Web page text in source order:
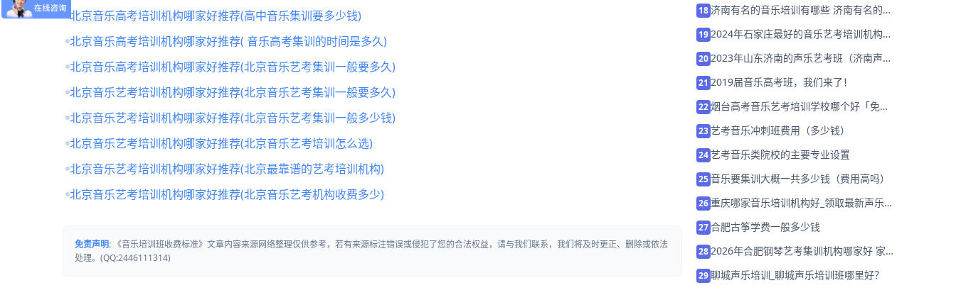
北京音乐高考培训机构哪家好推荐(高中音乐集训要多少钱)
北京音乐高考培训机构哪家好推荐( 音乐高考集训的时间是多久)
北京音乐高考培训机构哪家好推荐(北京音乐艺考集训一般要多久)
北京音乐艺考培训机构哪家好推荐(北京音乐艺考集训一般要多久)
北京音乐艺考培训机构哪家好推荐(北京音乐艺考集训一般多少钱)
北京音乐艺考培训机构哪家好推荐(北京音乐艺考培训怎么选)
北京音乐艺考培训机构哪家好推荐(北京最靠谱的艺考培训机构)
北京音乐艺考培训机构哪家好推荐(北京音乐艺考机构收费多少)
免责声明: 《音乐培训班收费标准》文章内容来源网络整理仅供参考，若有来源标注错误或侵犯了您的合法权益，请与我们联系，我们将及时更正、删除或依法
处理。(QQ:2446111314)
18 济南有名的音乐培训有哪些 济南有名的音
192024年石家庄最好的音乐艺考培训机构
202023年山东济南的声乐艺考班（济南声乐
21 2019届音乐高考班，我们来了！
22烟台高考音乐艺考培训学校哪个好「免费
23艺考音乐冲刺班费用（多少钱）
24艺考音乐类院校的主要专业设置
25音乐要集训大概一共多少钱（费用高吗）
26重庆哪家音乐培训机构好_领取最新声乐
27合肥古筝学费一般多少钱
282026年合肥钢琴艺考集训机构哪家好 家
29聊城声乐培训_聊城声乐培训班哪里好？